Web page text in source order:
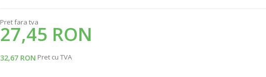
Pret fara tva
27,45 RON
32,67 RON Pret cu TVA